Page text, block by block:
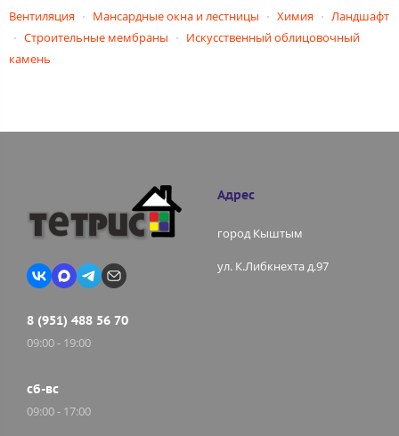
Вентиляция Мансардные окна и лестницы Химия
Ландшафт
Строительные мембраны
Искусственный облицовочный
камень
8 (951) 488 56 70
09:00 - 19:00
сб-вс
09:00 - 17:00
Адрес
город Кыштым
ул. К.Либкнехта д.97